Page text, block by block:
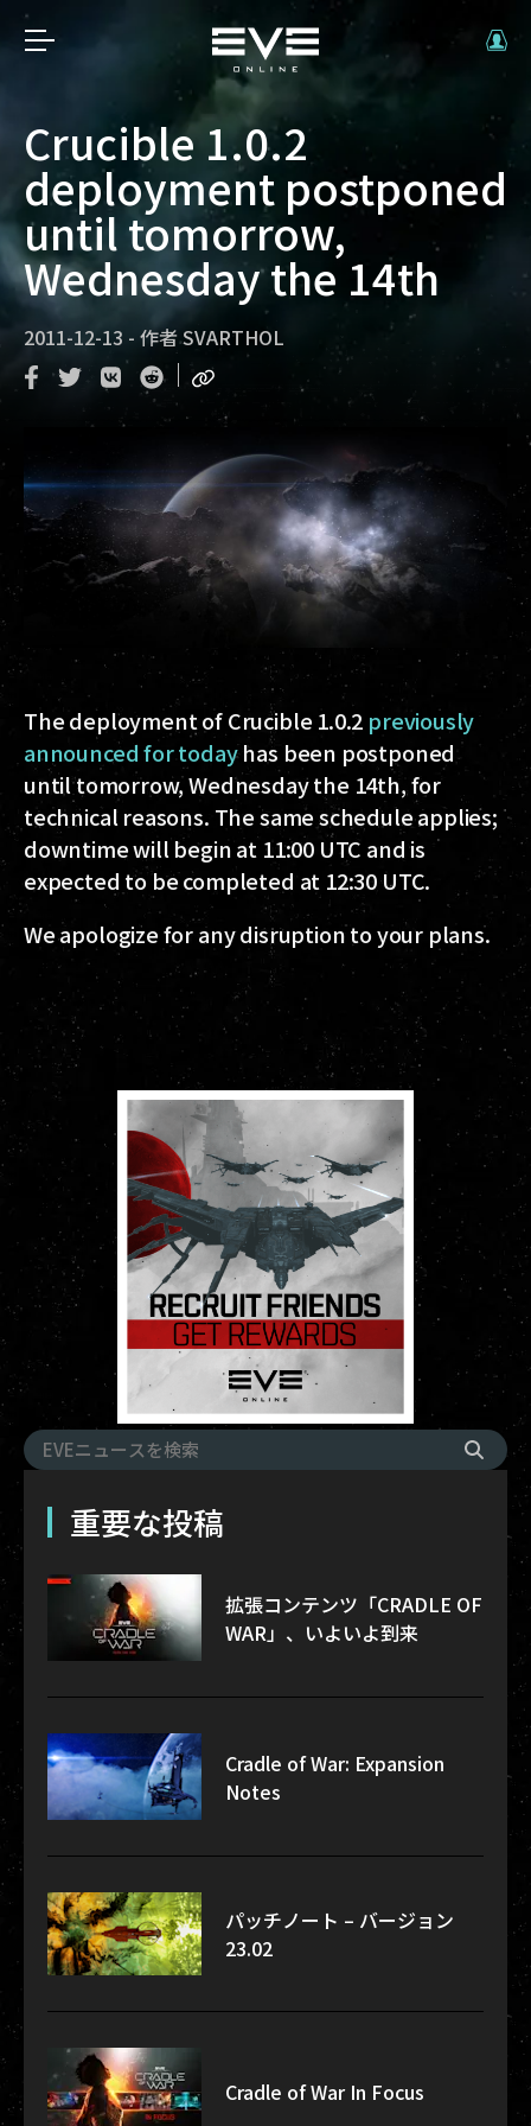
Crucible 1.0.2
deployment postponed
until tomorrow,
Wednesday the 14th
2011-12-13 - 作者SVARTHOL
The deployment of Crucible 1.0.2 previously
announced for todayhas been postponed
until tomorrow, Wednesday the 14th, for
technical reasons. The same schedule applies;
downtime will begin at 11:00 UTC and is
expected to be completed at 12:30 UTC.
We apologize for any disruption to your plans.
重要な投稿
拡張コンテンツ「CRADLE OF
WAR」、いよいよ到来
Cradle of War: Expansion
Notes
パッチノート – バージョン
23.02
Cradle of War In Focus